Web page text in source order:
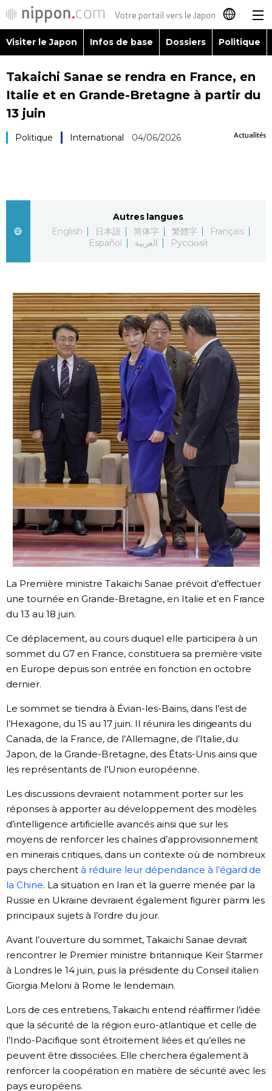
日本語
English
Русский
Visiter le Japon
Société
Culture
Gastronomie
Le japonais
En plus
Données
Personnages
Chroniques
Images
Vidéos
Tokyo
official SNS
Visiter le Japon Infos de base Dossiers Politique
Takaichi Sanae se rendra en France, en
Italie et en Grande-Bretagne à partir du
13 juin
Actualités
Politique International 04/06/2026
Autres langues
English
日本語 简体字 繁體字
Français
Español
العربية Русский
La Première ministre Takaichi Sanae prévoit d’effectuer
une tournée en Grande-Bretagne, en Italie et en France
du 13 au 18 juin.
Ce déplacement, au cours duquel elle participera à un
sommet du G7 en France, constituera sa première visite
en Europe depuis son entrée en fonction en octobre
dernier.
Le sommet se tiendra à Évian-les-Bains, dans l’est de
l’Hexagone, du 15 au 17 juin. Il réunira les dirigeants du
Canada, de la France, de l’Allemagne, de l’Italie, du
Japon, de la Grande-Bretagne, des États-Unis ainsi que
les représentants de l’Union européenne.
Les discussions devraient notamment porter sur les
réponses à apporter au développement des modèles
d’intelligence artificielle avancés ainsi que sur les
moyens de renforcer les chaînes d’approvisionnement
en minerais critiques, dans un contexte où de nombreux
pays cherchent à réduire leur dépendance à l’égard de
la Chine. La situation en Iran et la guerre menée par la
Russie en Ukraine devraient également figurer parmi les
principaux sujets à l’ordre du jour.
Avant l’ouverture du sommet, Takaichi Sanae devrait
rencontrer le Premier ministre britannique Keir Starmer
à Londres le 14 juin, puis la présidente du Conseil italien
Giorgia Meloni à Rome le lendemain.
Lors de ces entretiens, Takaichi entend réaffirmer l’idée
que la sécurité de la région euro-atlantique et celle de
l’Indo-Pacifique sont étroitement liées et qu’elles ne
peuvent être dissociées. Elle cherchera également à
renforcer la coopération en matière de sécurité avec les
pays européens.